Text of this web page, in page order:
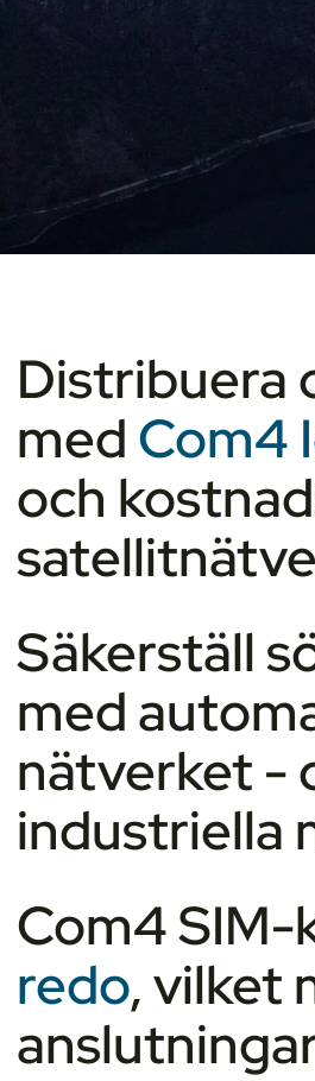
Distribuera
med Com4
och
Säkerställ
med
nätverket -
industriella
Com4
redo, vilket